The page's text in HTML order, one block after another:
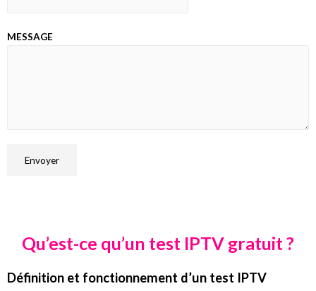
MESSAGE
Envoyer
Qu’est-ce qu’un test IPTV gratuit ?
Définition et fonctionnement d’un test IPTV